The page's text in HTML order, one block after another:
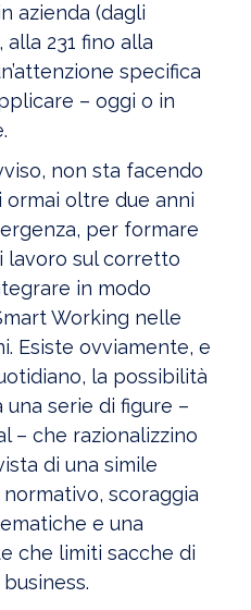
azienda (dagli
231 fino alla
specifica
– oggi o in
non sta facendo
ormai oltre due anni
per formare
lavoro sul corretto
in modo
Working nelle
Esiste ovviamente, e
la possibilità
una serie di figure –
– che razionalizzino
di una simile
scoraggia
e una
che limiti sacche di